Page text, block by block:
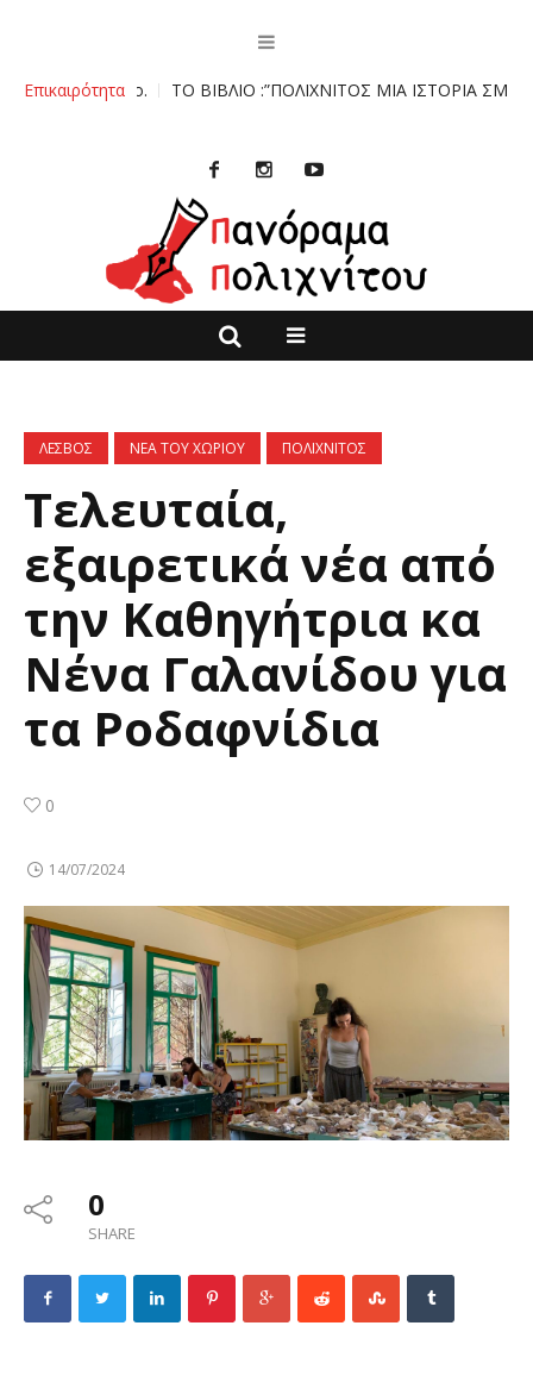
ΕπικαιρότηταΤΟ ΒΙΒΛΙΟ :”ΠΟΛΙΧΝΙΤΟΣ ΜΙΑ ΙΣΤΟΡΙΑ
ΛΕΣΒΟΣ ΝΕΑ ΤΟΥ ΧΩΡΙΟΥ ΠΟΛΙΧΝΙΤΟΣ
Τελευταία,
εξαιρετικά νέα από
την Καθηγήτρια κα
Νένα Γαλανίδου για
τα Ροδαφνίδια
0
14/07/2024
0
SHARE